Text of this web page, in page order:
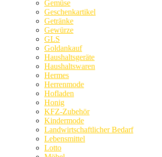
Gemüse
Geschenkartikel
Getränke
Gewürze
GLS
Goldankauf
Haushaltsgeräte
Haushaltswaren
Hermes
Herrenmode
Hofladen
Honig
KFZ-Zubehör
Kindermode
Landwirtschaftlicher Bedarf
Lebensmittel
Lotto